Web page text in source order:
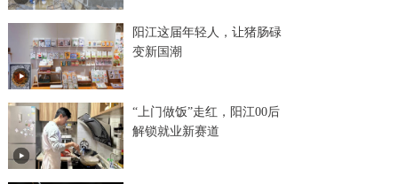
阳江这届年轻人，让猪肠碌
变新国潮
“上门做饭”走红，阳江00后
解锁就业新赛道